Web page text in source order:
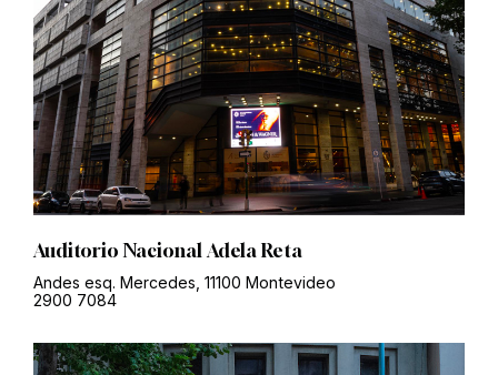
Auditorio Nacional Adela Reta
Andes esq. Mercedes, 11100 Montevideo
2900 7084